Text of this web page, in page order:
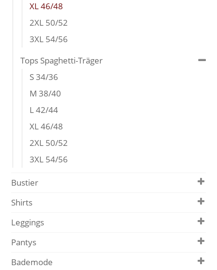
XL 46/48
2XL 50/52
3XL 54/56
Tops Spaghetti-Träger
S 34/36
M 38/40
L 42/44
XL 46/48
2XL 50/52
3XL 54/56
Bustier
Shirts
Leggings
Pantys
Bademode